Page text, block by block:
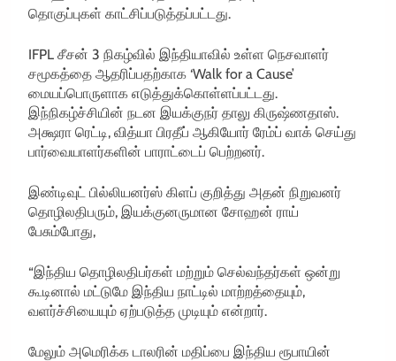
தொகுப்புகள் காட்சிப்படுத்தப்பட்டது.
IFPL சீசன் 3 நிகழ்வில் இந்தியாவில் உள்ள நெசவாளர்
சமூகத்தை ஆதரிப்பதற்காக ‘Walk for a Cause’
மையப்பொருளாக எடுத்துக்கொள்ளப்பட்டது.
இந்நிகழ்ச்சியின் நடன இயக்குநர் தாலு கிருஷ்ணதாஸ்.
அக்ஷரா ரெட்டி, வித்யா பிரதீப் ஆகியோர் ரேம்ப் வாக் செய்து
பார்வையாளர்களின் பாராட்டைப் பெற்றனர்.
இண்டிவுட் பில்லியனர்ஸ் கிளப் குறித்து அதன் நிறுவனர்
தொழிலதிபரும், இயக்குனருமான சோஹன் ராய்
பேசும்போது,
“இந்திய தொழிலதிபர்கள் மற்றும் செல்வந்தர்கள் ஒன்று
கூடினால் மட்டுமே இந்திய நாட்டில் மாற்றத்தையும்,
வளர்ச்சியையும் ஏற்படுத்த முடியும் என்றார்.
மேலும் அமெரிக்க டாலரின் மதிப்பை இந்திய ரூபாயின்